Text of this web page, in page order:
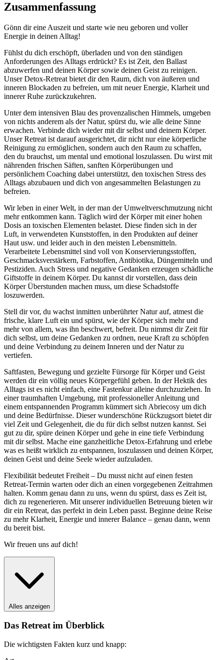
Zusammenfassung
Gönn dir eine Auszeit und starte wie neu geboren und voller
Energie in deinen Alltag!
Fühlst du dich erschöpft, überladen und von den ständigen
Anforderungen des Alltags erdrückt? Es ist Zeit, den Ballast
abzuwerfen und deinen Körper sowie deinen Geist zu reinigen.
Unser Detox-Retreat bietet dir den Raum, dich von äußeren und
inneren Blockaden zu befreien, um mit neuer Energie, Klarheit und
innerer Ruhe zurückzukehren.
Unter dem intensiven Blau des provenzalischen Himmels, umgeben
von nichts anderem als der Natur, spürst du, wie alle deine Sinne
erwachen. Verbinde dich wieder mit dir selbst und deinem Körper.
Unser Retreat ist darauf ausgerichtet, dir nicht nur eine körperliche
Reinigung zu ermöglichen, sondern auch den Raum zu schaffen,
den du brauchst, um mental und emotional loszulassen. Du wirst mit
nährenden frischen Säften, sanften Körperübungen und
persönlichem Coaching dabei unterstützt, den toxischen Stress des
Alltags abzubauen und dich von angesammelten Belastungen zu
befreien.
Wir leben in einer Welt, in der man der Umweltverschmutzung nicht
mehr entkommen kann. Täglich wird der Körper mit einer hohen
Dosis an toxischen Elementen belastet. Diese finden sich in der
Luft, in verwendeten Kunststoffen, in den Produkten auf deiner
Haut usw. und leider auch in den meisten Lebensmitteln.
Verarbeitete Lebensmittel sind voll von Konservierungsstoffen,
Geschmacksverstärkern, Farbstoffen, Antibiotika, Düngemitteln und
Pestiziden. Auch Stress und negative Gedanken erzeugen schädliche
Giftstoffe in deinem Körper. Du kannst dir vorstellen, dass dein
Körper Überstunden machen muss, um diese Schadstoffe
loszuwerden.
Stell dir vor, du wachst inmitten unberührter Natur auf, atmest die
frische, klare Luft ein und spürst, wie der Körper sich mehr und
mehr von allem, was ihn beschwert, befreit. Du nimmst dir Zeit für
dich selbst, um deine Gedanken zu ordnen, neue Kraft zu schöpfen
und deine Verbindung zu deinem Inneren und der Natur zu
vertiefen.
Saftfasten, Bewegung und gezielte Fürsorge für Körper und Geist
werden dir ein völlig neues Körpergefühl geben. In der Hektik des
Alltags ist es nicht einfach, eine Fastenkur alleine durchzuziehen. In
einer traumhaften Umgebung, mit professioneller Anleitung und
einem entspannenden Programm kümmert sich Abriecosy um dich
und deine Bedürfnisse. Dieser wunderschöne Rückzugsort bietet dir
viel Zeit und Gelegenheit, die du für dich selbst nutzen kannst. Sei
gut zu dir, spüre deinen Körper und gehe in eine tiefe Verbindung
mit dir selbst. Mache eine ganzheitliche Detox-Erfahrung und erlebe
was es heißt wirklich zu entspannen, loszulassen und deinen Körper,
deinen Geist und deine Seele wieder aufzuladen.
Flexibilität bedeutet Freiheit – Du musst nicht auf einen festen
Retreat-Termin warten oder dich an einen vorgegebenen Zeitrahmen
halten. Komm genau dann zu uns, wenn du spürst, dass es Zeit ist,
dich zu regenerieren. Mit unserer individuellen Betreuung bieten wir
dir ein Retreat, das perfekt in dein Leben passt. Beginne deine Reise
zu mehr Klarheit, Energie und innerer Balance – genau dann, wenn
du bereit bist.
Wir freuen uns auf dich!
Alles anzeigen
Das Retreat im Überblick
Die wichtigsten Fakten kurz und knapp: